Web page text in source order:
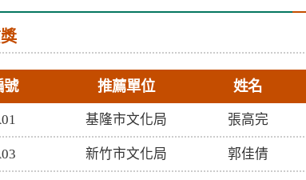
號 推薦單位 姓名
基隆市文化局 張高完
新竹市文化局 郭佳倩